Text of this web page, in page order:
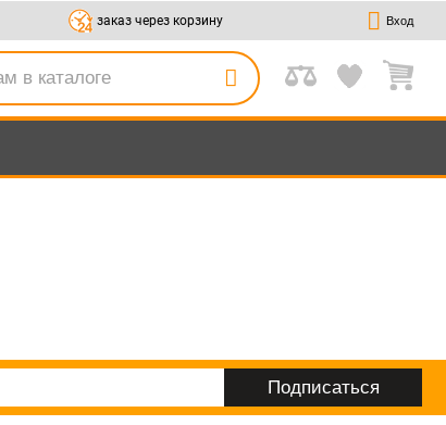
заказ через корзину Вход